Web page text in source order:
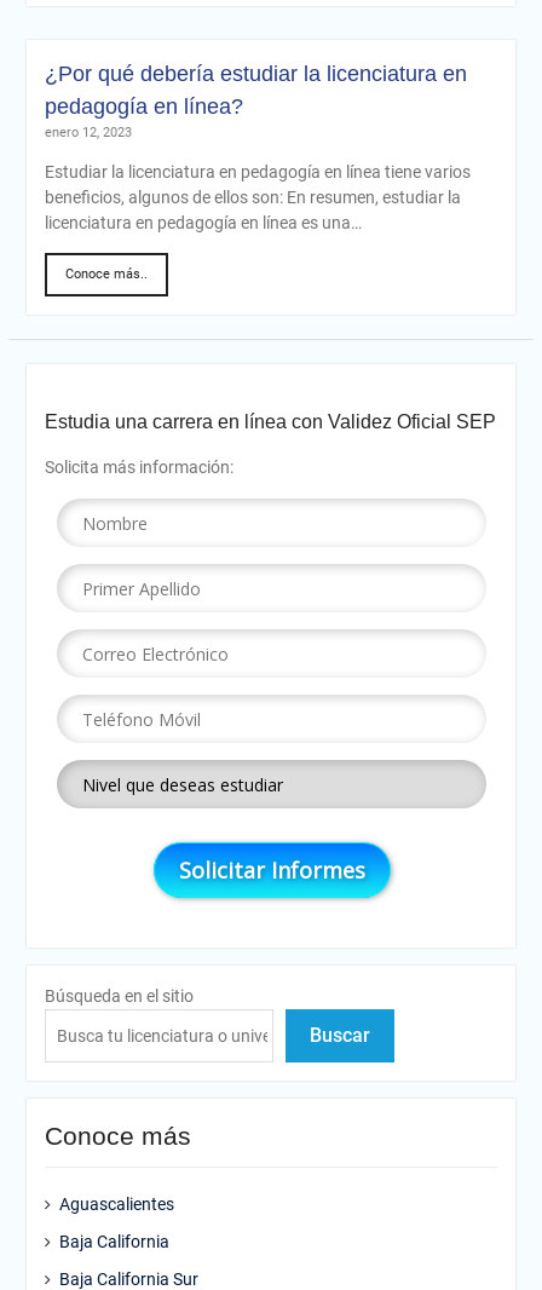
¿Por qué debería estudiar la licenciatura en
pedagogía en línea?
enero 12, 2023
Estudiar la licenciatura en pedagogía en línea tiene varios
beneficios, algunos de ellos son: En resumen, estudiar la
licenciatura en pedagogía en línea es una…
Conoce más..
Estudia una carrera en línea con Validez Oficial SEP
Solicita más información:
Búsqueda en el sitio
Buscar
Conoce más
Aguascalientes
Baja California
Baja California Sur